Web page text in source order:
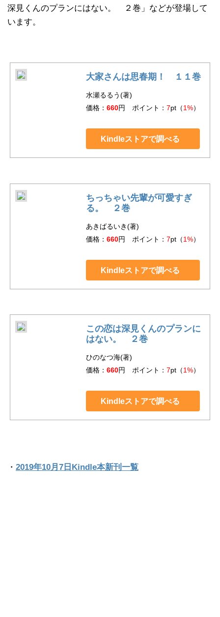
深見くんのプランにはない。 ２巻」などが登場して
います。
大家さんは思春期！ １１巻
水瀬るるう(著)
価格： 660円 ポイント： 7pt（1%）
Kindleストアで調べる
ちっちゃい先輩が可愛すぎ
る。 ２巻
あきばるいき(著)
価格： 660円 ポイント： 7pt（1%）
Kindleストアで調べる
この恋は深見くんのプランに
はない。 ２巻
ひのなつ海(著)
価格： 660円 ポイント： 7pt（1%）
Kindleストアで調べる
・ 2019年10月7日Kindle本新刊一覧